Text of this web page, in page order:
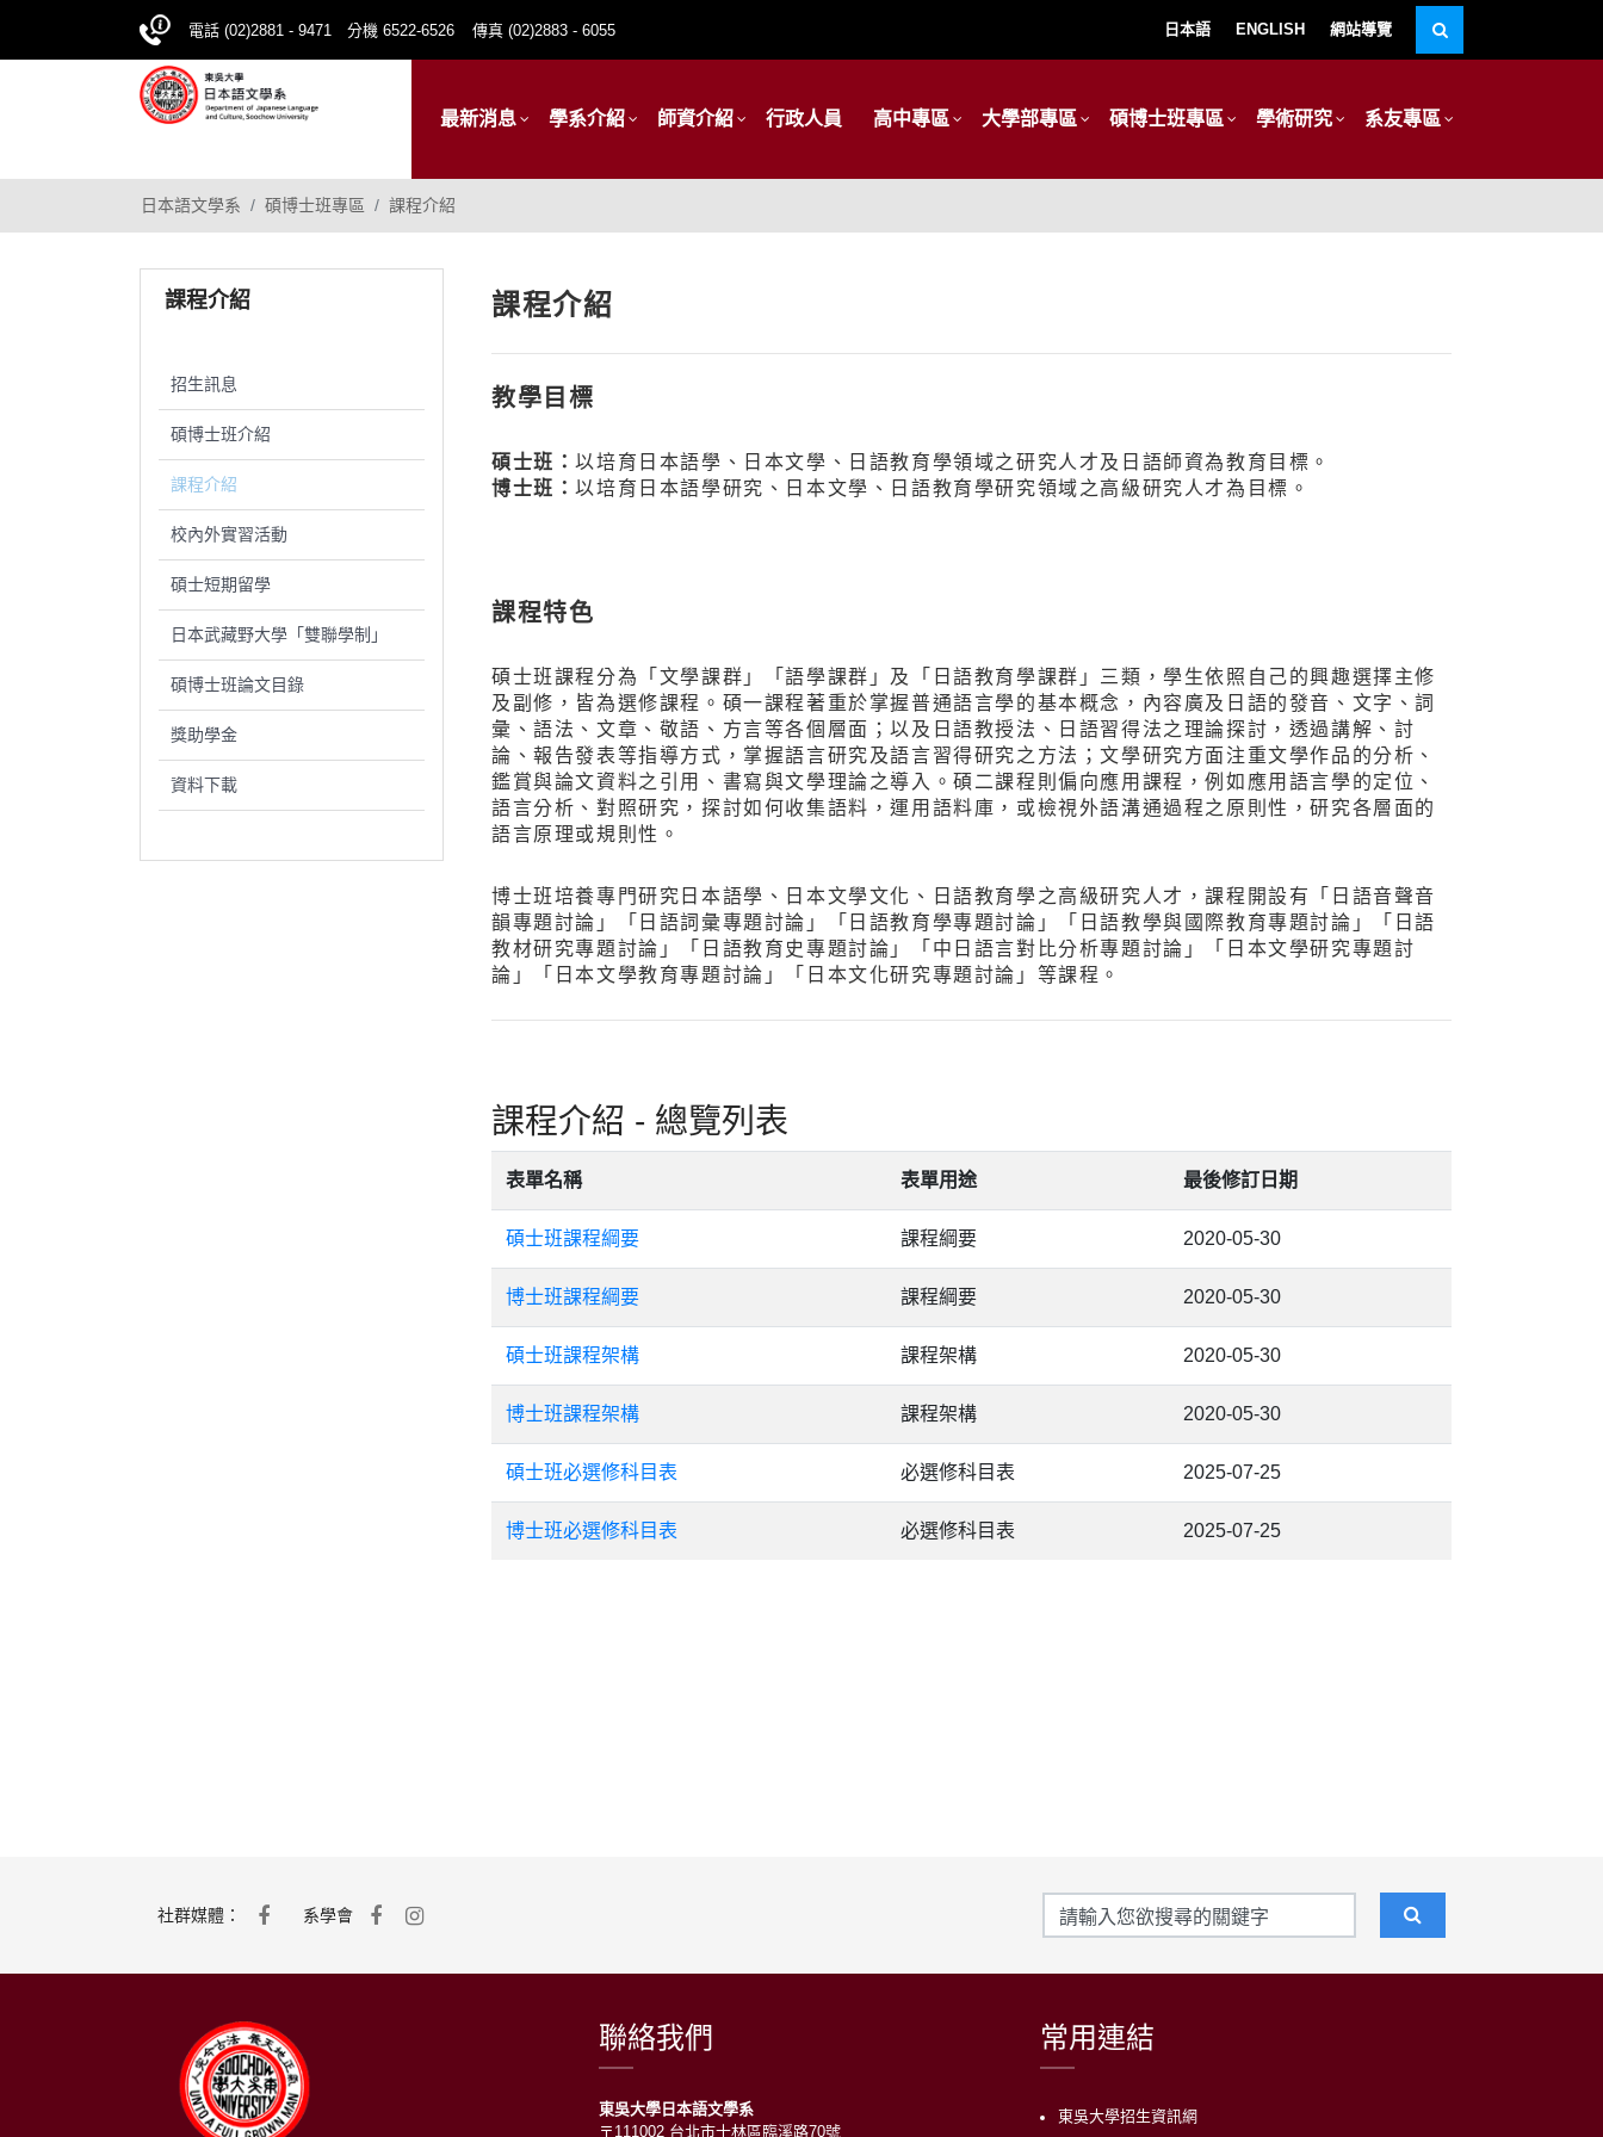
電話 (02)2881 - 9471 分機 6522-6526 傳真 (02)2883 - 6055 日本語 ENGLISH 網站導覽
最新消息 學系介紹 師資介紹 行政人員 高中專區 大學部專區 碩博士班專區 學術研究 系友專區
日本語文學系 碩博士班專區 課程介紹
課程介紹
招生訊息
碩博士班介紹
課程介紹
校內外實習活動
碩士短期留學
日本武藏野大學「雙聯學制」
碩博士班論文目錄
獎助學金
資料下載
課程介紹
教學目標
碩士班：以培育日本語學、日本文學、日語教育學領域之研究人才及日語師資為教育目標。
博士班：以培育日本語學研究、日本文學、日語教育學研究領域之高級研究人才為目標。
課程特色
碩士班課程分為「文學課群」「語學課群」及「日語教育學課群」三類，學生依照自己的興趣選擇主修
及副修，皆為選修課程。碩一課程著重於掌握普通語言學的基本概念，內容廣及日語的發音、文字、詞
彙、語法、文章、敬語、方言等各個層面；以及日語教授法、日語習得法之理論探討，透過講解、討
論、報告發表等指導方式，掌握語言研究及語言習得研究之方法；文學研究方面注重文學作品的分析、
鑑賞與論文資料之引用、書寫與文學理論之導入。碩二課程則偏向應用課程，例如應用語言學的定位、
語言分析、對照研究，探討如何收集語料，運用語料庫，或檢視外語溝通過程之原則性，研究各層面的
語言原理或規則性。
博士班培養專門研究日本語學、日本文學文化、日語教育學之高級研究人才，課程開設有「日語音聲音
韻專題討論」「日語詞彙專題討論」「日語教育學專題討論」「日語教學與國際教育專題討論」「日語
教材研究專題討論」「日語教育史專題討論」「中日語言對比分析專題討論」「日本文學研究專題討
論」「日本文學教育專題討論」「日本文化研究專題討論」等課程。
課程介紹 - 總覽列表
表單名稱 表單用途 最後修訂日期
碩士班課程綱要 課程綱要 2020-05-30
博士班課程綱要 課程綱要 2020-05-30
碩士班課程架構 課程架構 2020-05-30
博士班課程架構 課程架構 2020-05-30
碩士班必選修科目表 必選修科目表 2025-07-25
博士班必選修科目表 必選修科目表 2025-07-25
社群媒體： 系學會
聯絡我們
東吳大學日本語文學系
〒111002 台北市士林區臨溪路70號
常用連結
東吳大學招生資訊網